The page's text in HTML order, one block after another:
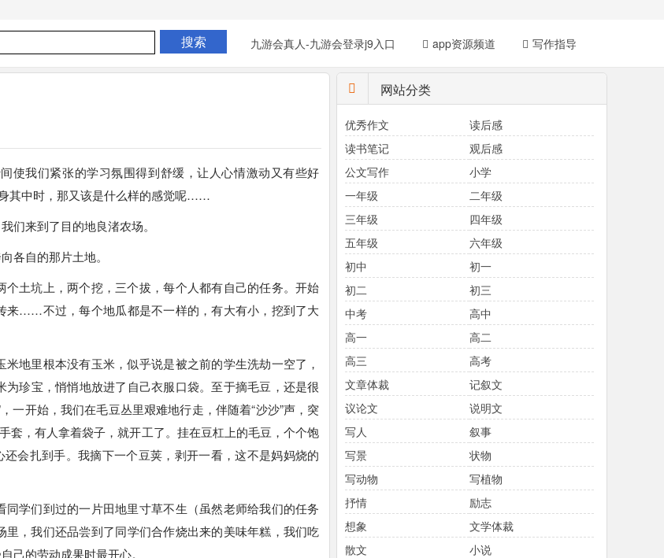
九游会真人-九游会登录j9入口 app资源频道 写作指导
使我们紧张的学习氛围得到舒缓，让人心情激动又有些好
其中时，那又该是什么样的感觉呢……
们来到了目的地良渚农场。
各自的那片土地。
土坑上，两个挖，三个拔，每个人都有自己的任务。开始
来……不过，每个地瓜都是不一样的，有大有小，挖到了大
地里根本没有玉米，似乎说是被之前的学生洗劫一空了，
珍宝，悄悄地放进了自己衣服口袋。至于摘毛豆，还是很
一开始，我们在毛豆丛里艰难地行走，伴随着“沙沙”声， 突
套，有人拿着袋子，就开工了。挂在豆杠上的毛豆，个个饱
会扎到手。我摘下一个豆荚，剥开一看，这不是妈妈烧的
学们到过的一片田地里寸草不生（虽然老师给我们的任务
，我们还品尝到了同学们合作烧出来的美味年糕，我们吃
己的劳动成果时最开心。
网站分类
优秀作文
读后感
读书笔记
观后感
公文写作
小学
一年级
二年级
三年级
四年级
五年级
六年级
初中
初一
初二
初三
中考
高中
高一
高二
高三
高考
文章体裁
记叙文
议论文
说明文
写人
叙事
写景
状物
写动物
写植物
抒情
励志
想象
文学体裁
散文
小说